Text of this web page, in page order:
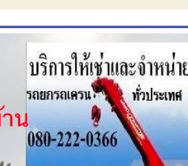
ข
พั
บ
รั
เ
ข
สิ
ร
ถู